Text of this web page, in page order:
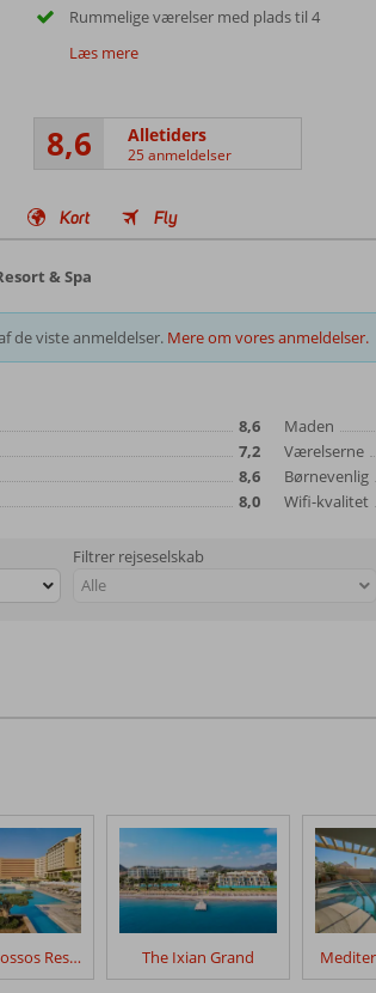
Rummelige værelser med plads til 4
Læs mere
8,6 Alletiders
25 anmeldelser
Kort Fly
& Spa
de viste anmeldelser. Mere om vores anmeldelser.
8,6
7,2
8,6
8,0
Maden
Værelserne
Børnevenlig
Wifi-kvalitet
Filtrer rejseselskab
Alle
Amada Colossos Resort The Ixian Grand